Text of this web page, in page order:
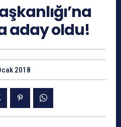
aday oldu!
2018